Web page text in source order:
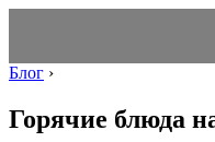
Блог ›
Горячие блюда